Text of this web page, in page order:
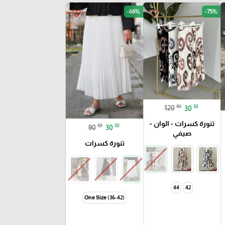
favorite_border -75%
120 ₪ 30 ₪
تنورة كسرات - الوان -
صيفي
42
44
favorite_border -66%
90 ₪ 30 ₪
تنورة كسرات
One Size (36-42)